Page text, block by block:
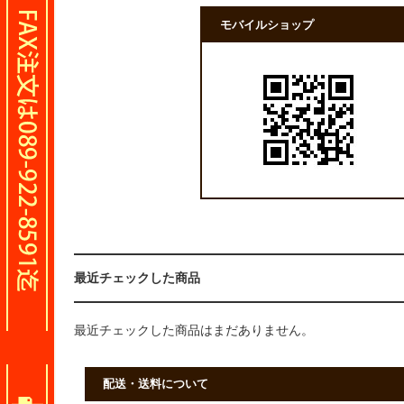
モバイルショップ
最近チェックした商品
最近チェックした商品はまだありません。
配送・送料について